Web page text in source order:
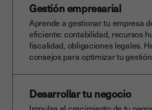
Gestión empresarial
Aprende a gestionar tu empresa
eficiente: contabilidad, recursos
fiscalidad, obligaciones legales.
consejos para optimizar tu
Desarrollar tu negocio